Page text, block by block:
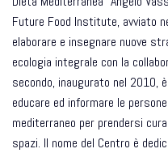
Future Food Institute, avviato
elaborare e insegnare nuove
ecologia integrale con la
secondo, inaugurato nel 2010,
educare ed informare le
mediterraneo per prendersi
spazi. Il nome del Centro è